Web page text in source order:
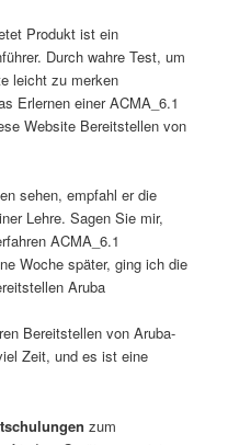
Produkt ist ein
Durch wahre Test, um
leicht zu merken
Erlernen einer ACMA_6.1
Website Bereitstellen von
sehen, empfahl er die
Lehre. Sagen Sie mir,
ACMA_6.1
Woche später, ging ich die
Aruba
Bereitstellen von Aruba-
Zeit, und es ist eine
zum